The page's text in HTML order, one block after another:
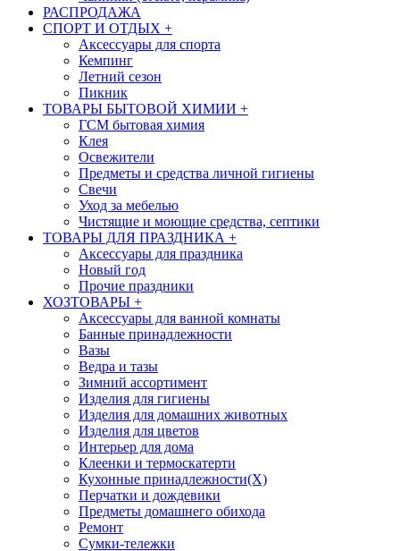
РАСПРОДАЖА
СПОРТ И ОТДЫХ +
Аксессуары для спорта
Кемпинг
Летний сезон
Пикник
ТОВАРЫ БЫТОВОЙ ХИМИИ +
ГСМ бытовая химия
Клея
Освежители
Предметы и средства личной гигиены
Свечи
Уход за мебелью
Чистящие и моющие средства, септики
ТОВАРЫ ДЛЯ ПРАЗДНИКА +
Аксессуары для праздника
Новый год
Прочие праздники
ХОЗТОВАРЫ +
Аксессуары для ванной комнаты
Банные принадлежности
Вазы
Ведра и тазы
Зимний ассортимент
Изделия для гигиены
Изделия для домашних животных
Изделия для цветов
Интерьер для дома
Клеенки и термоскатерти
Кухонные принадлежности(Х)
Перчатки и дождевики
Предметы домашнего обихода
Ремонт
Сумки-тележки